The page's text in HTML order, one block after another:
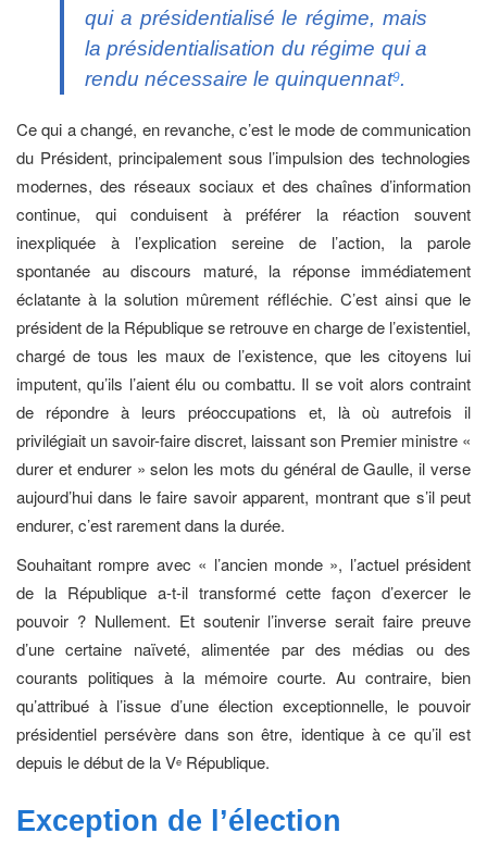
qui a présidentialisé le régime, mais
la présidentialisation du régime qui a
rendu nécessaire le quinquennat9.
Ce qui a changé, en revanche, c’est le mode de communication
du Président, principalement sous l’impulsion des technologies
modernes, des réseaux sociaux et des chaînes d’information
continue, qui conduisent à préférer la réaction souvent
inexpliquée à l’explication sereine de l’action, la parole
spontanée au discours maturé, la réponse immédiatement
éclatante à la solution mûrement réfléchie. C’est ainsi que le
président de la République se retrouve en charge de l’existentiel,
chargé de tous les maux de l’existence, que les citoyens lui
imputent, qu’ils l’aient élu ou combattu. Il se voit alors contraint
de répondre à leurs préoccupations et, là où autrefois il
privilégiait un savoir-faire discret, laissant son Premier ministre «
durer et endurer » selon les mots du général de Gaulle, il verse
aujourd’hui dans le faire savoir apparent, montrant que s’il peut
endurer, c’est rarement dans la durée.
Souhaitant rompre avec « l’ancien monde », l’actuel président
de la République a-t-il transformé cette façon d’exercer le
pouvoir ? Nullement. Et soutenir l’inverse serait faire preuve
d’une certaine naïveté, alimentée par des médias ou des
courants politiques à la mémoire courte. Au contraire, bien
qu’attribué à l’issue d’une élection exceptionnelle, le pouvoir
présidentiel persévère dans son être, identique à ce qu’il est
depuis le début de la Ve République.
Exception de l’élection